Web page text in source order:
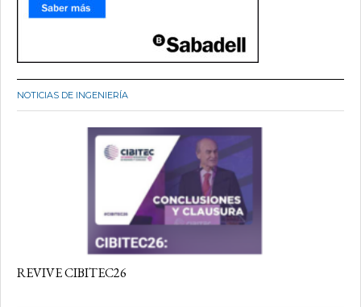
NOTICIAS DE INGENIERÍA
REVIVE CIBITEC26